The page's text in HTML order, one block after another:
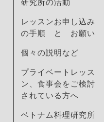
研究所の活動
レッスンお申し込み
の手順 と お願い
個々の説明など
プライベートレッス
ン、食事会をご検討
されている方へ
ベトナム料理研究所